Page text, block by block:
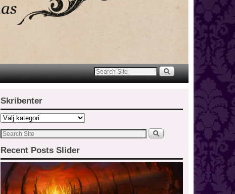
Skribenter
Recent Posts Slider